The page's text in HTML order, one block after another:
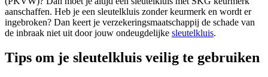
aanschaffen. Heb je een sleutelkluis zonder keurmerk en wordt er
ingebroken? Dan keert je verzekeringsmaatschappij de schade van
de inbraak niet uit door jouw ondeugdelijke sleutelkluis.
Tips om je sleutelkluis veilig te gebruiken